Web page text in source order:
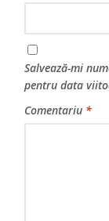
Salvează-mi
pentru data
Comentariu *